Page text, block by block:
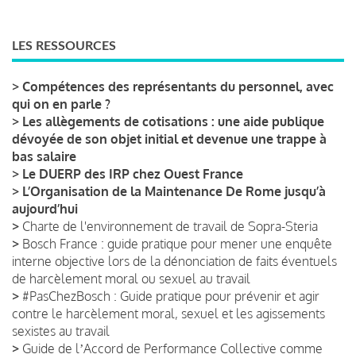
LES RESSOURCES
> Compétences des représentants du personnel, avec
qui on en parle ?
> Les allègements de cotisations : une aide publique
dévoyée de son objet initial et devenue une trappe à
bas salaire
> Le DUERP des IRP chez Ouest France
> L’Organisation de la Maintenance De Rome jusqu’à
aujourd’hui
> Charte de l'environnement de travail de Sopra-Steria
> Bosch France : guide pratique pour mener une enquête
interne objective lors de la dénonciation de faits éventuels
de harcèlement moral ou sexuel au travail
> #PasChezBosch : Guide pratique pour prévenir et agir
contre le harcèlement moral, sexuel et les agissements
sexistes au travail
> Guide de lʼAccord de Performance Collective comme